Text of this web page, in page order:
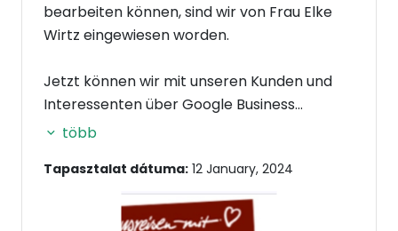
bearbeiten können, sind wir von Frau Elke
Wirtz eingewiesen worden.
Jetzt können wir mit unseren Kunden und
Interessenten über Google Business
gefunden werden, Rezessionen
Der Umgang und die Handhabung der
Rezessionen können wir nun über die App
und den Browser durchführen .
több
Tapasztalat dátuma: 12 January, 2024